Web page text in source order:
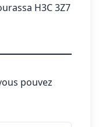
H3C 3Z7
pouvez